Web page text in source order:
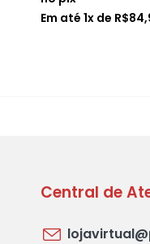
Em até 1x de R$
Central de